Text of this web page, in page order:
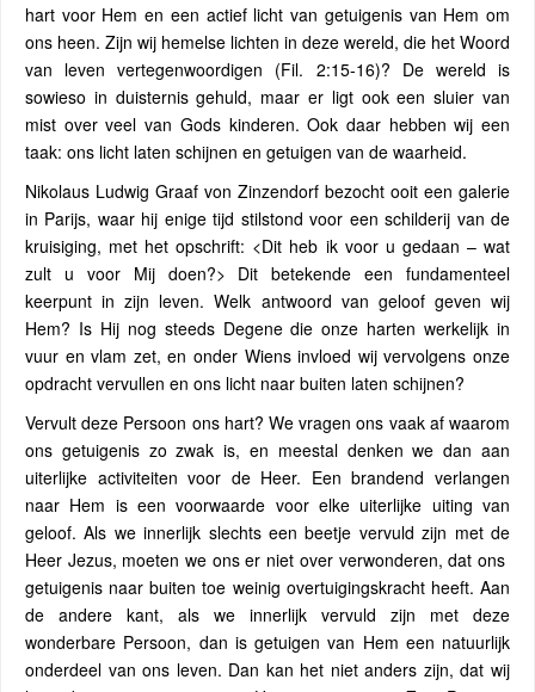
hart voor Hem en een actief licht van getuigenis van Hem om
ons heen. Zijn wij hemelse lichten in deze wereld, die het Woord
van leven vertegenwoordigen (Fil. 2:15-16)? De wereld is
sowieso in duisternis gehuld, maar er ligt ook een sluier van
mist over veel van Gods kinderen. Ook daar hebben wij een
taak: ons licht laten schijnen en getuigen van de waarheid.
Nikolaus Ludwig Graaf von Zinzendorf bezocht ooit een galerie
in Parijs, waar hij enige tijd stilstond voor een schilderij van de
kruisiging, met het opschrift: <Dit heb ik voor u gedaan – wat
zult u voor Mij doen?> Dit betekende een fundamenteel
keerpunt in zijn leven. Welk antwoord van geloof geven wij
Hem? Is Hij nog steeds Degene die onze harten werkelijk in
vuur en vlam zet, en onder Wiens invloed wij vervolgens onze
opdracht vervullen en ons licht naar buiten laten schijnen?
Vervult deze Persoon ons hart? We vragen ons vaak af waarom
ons getuigenis zo zwak is, en meestal denken we dan aan
uiterlijke activiteiten voor de Heer. Een brandend verlangen
naar Hem is een voorwaarde voor elke uiterlijke uiting van
geloof. Als we innerlijk slechts een beetje vervuld zijn met de
Heer Jezus, moeten we ons er niet over verwonderen, dat ons
getuigenis naar buiten toe weinig overtuigingskracht heeft. Aan
de andere kant, als we innerlijk vervuld zijn met deze
wonderbare Persoon, dan is getuigen van Hem een ​​natuurlijk
onderdeel van ons leven. Dan kan het niet anders zijn, dat wij